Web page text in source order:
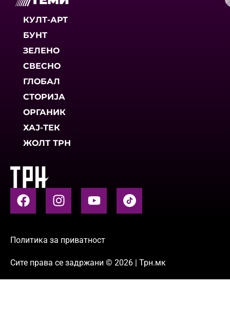
КУЛТ-АРТ
БУНТ
ЗЕЛЕНО
СВЕСНО
ГЛОБАЛ
СТОРИЈА
ОРГАНИК
ХАЈ-ТЕК
ЖОЛТ ТРН
Политика за приватност
Сите права се задржани © 2026 | Трн.мк